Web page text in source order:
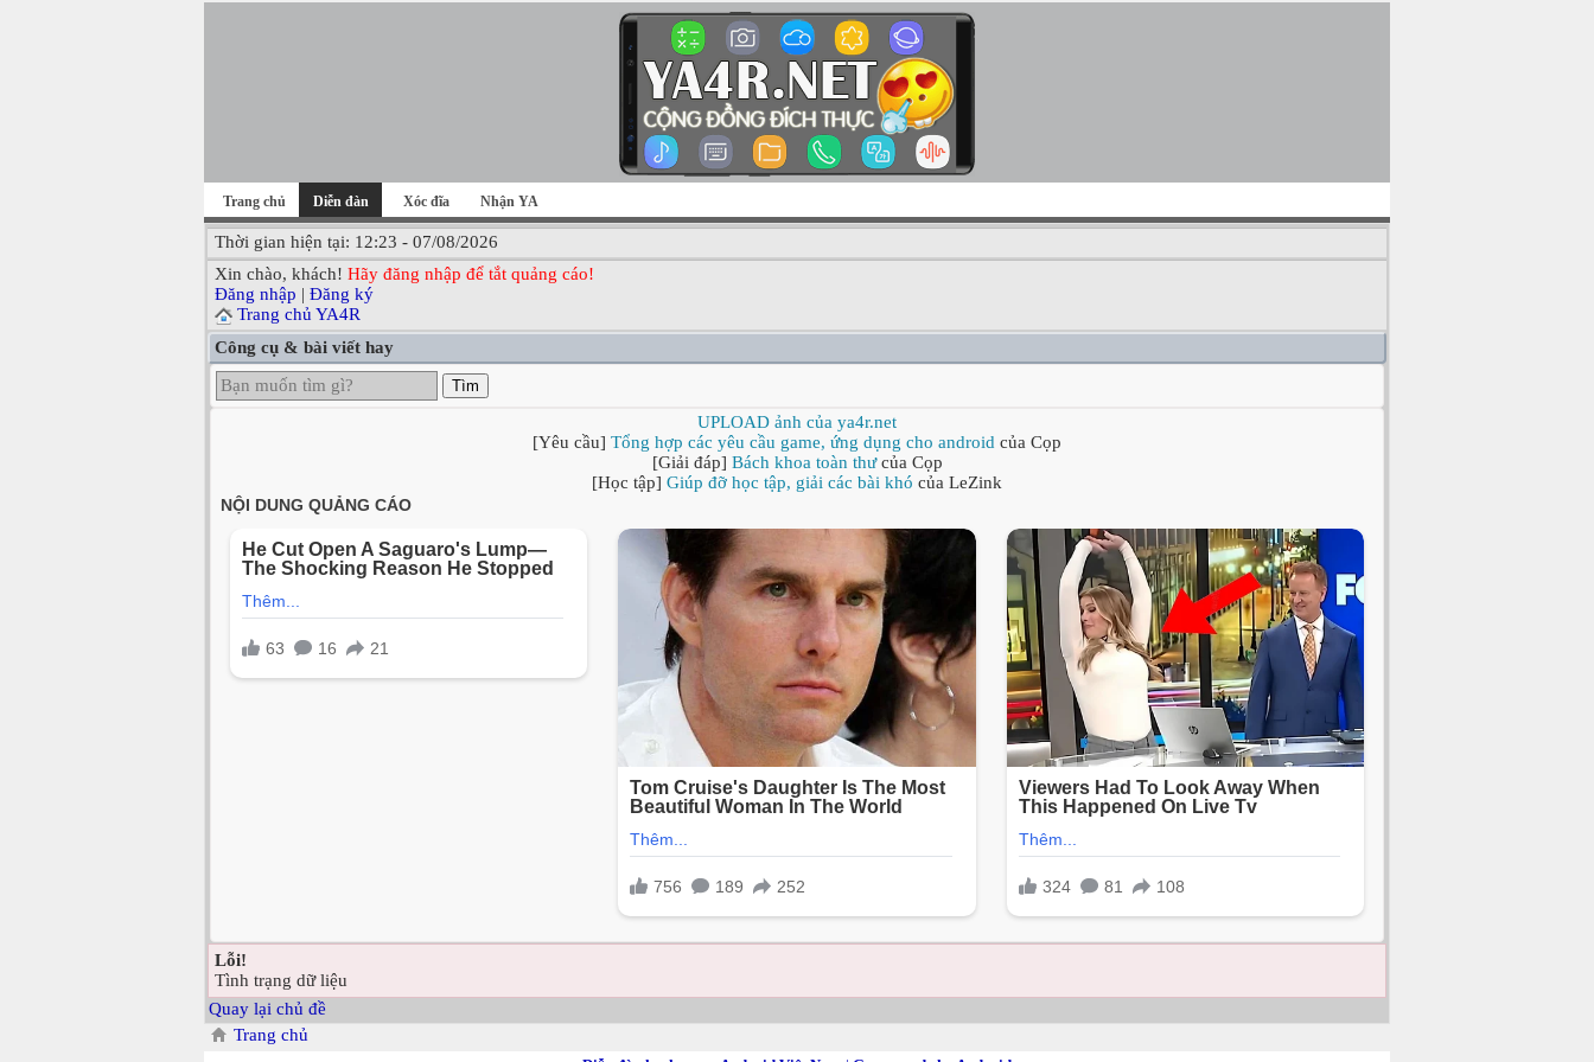
Trang chủ Diễn đàn Xóc đĩa Nhận YA
Thời gian hiện tại: 12:23 - 07/08/2026
Xin chào, khách! Hãy đăng nhập để tắt quảng cáo!
Đăng nhập | Đăng ký
Trang chủ YA4R
Công cụ & bài viết hay
Tìm
UPLOAD ảnh của ya4r.net
[Yêu cầu] Tổng hợp các yêu cầu game, ứng dụng cho android của Cọp
[Giải đáp] Bách khoa toàn thưcủa Cọp
[Học tập] Giúp đỡ học tập, giải các bài khó của LeZink
Lỗi!
Tình trạng dữ liệu
Quay lại chủ đề
Trang chủ